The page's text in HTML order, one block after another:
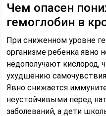
Чем опасен
гемоглобин в
При сниженном уровне
организме ребенка явно
недополучают кислород,
ухудшению
Явно снижается
неустойчивыми перед
заболеваний, а дети